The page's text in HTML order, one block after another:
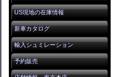
US現地の在庫情報
新車カタログ
輸入シュミレーション
予約販売